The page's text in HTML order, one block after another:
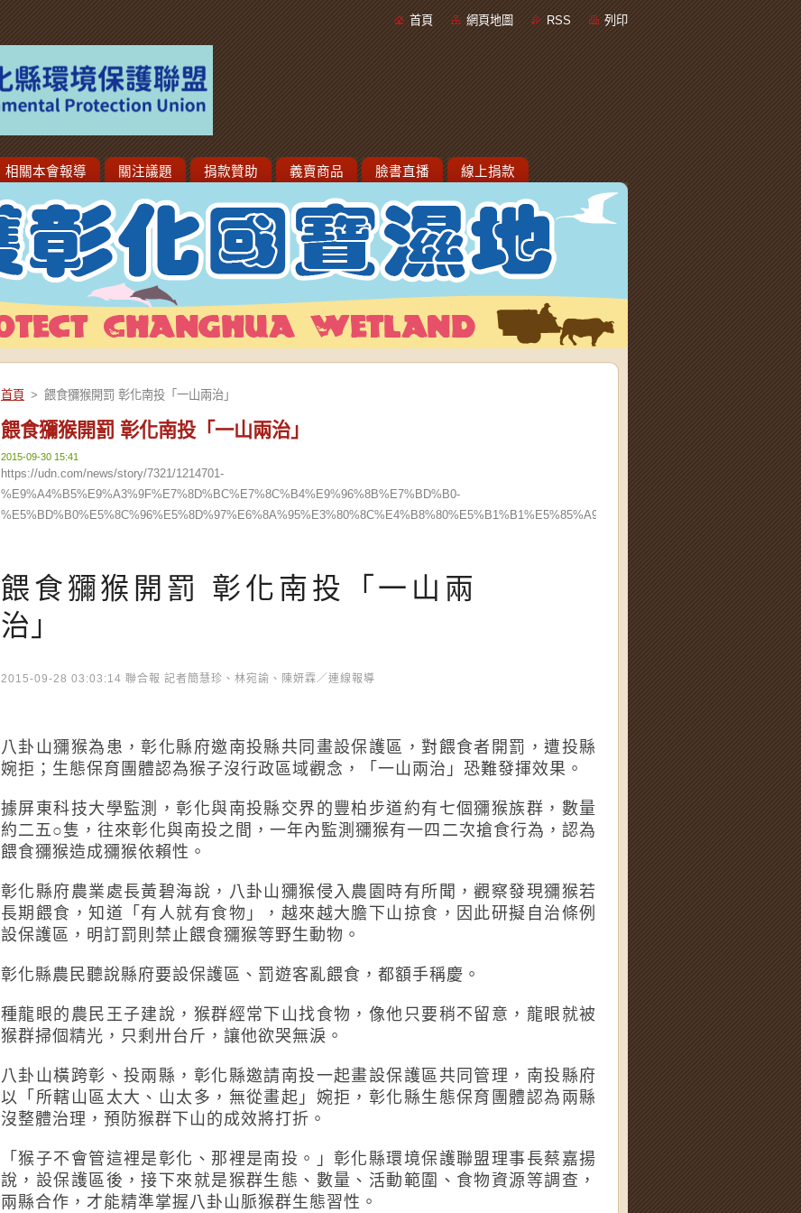
首頁 網頁地圖 RSS 列印
相關本會報導 關注議題 捐款贊助 義賣商品 臉書直播 線上捐款
首頁 > 餵食獼猴開罰 彰化南投「一山兩治」
餵食獼猴開罰 彰化南投「一山兩治」
2015-09-30 15:41
https://udn.com/news/story/7321/1214701-
%E9%A4%B5%E9%A3%9F%E7%8D%BC%E7%8C%B4%E9%96%8B%E7%BD%B0-
%E5%BD%B0%E5%8C%96%E5%8D%97%E6%8A%95%E3%80%8C%E4%B8%80%E5%B1%B1%E5%85%A9%E6%B2%BB%E3%80%8D
餵食獼猴開罰 彰化南投「一山兩
治」
2015-09-28 03:03:14 聯合報 記者簡慧珍、林宛諭、陳妍霖／連線報導
八卦山獼猴為患，彰化縣府邀南投縣共同畫設保護區，對餵食者開罰，遭投縣
婉拒；生態保育團體認為猴子沒行政區域觀念，「一山兩治」恐難發揮效果。
據屏東科技大學監測，彰化與南投縣交界的豐柏步道約有七個獼猴族群，數量
約二五○隻，往來彰化與南投之間，一年內監測獼猴有一四二次搶食行為，認為
餵食獼猴造成獼猴依賴性。
彰化縣府農業處長黃碧海說，八卦山獼猴侵入農園時有所聞，觀察發現獼猴若
長期餵食，知道「有人就有食物」，越來越大膽下山掠食，因此研擬自治條例
設保護區，明訂罰則禁止餵食獼猴等野生動物。
彰化縣農民聽說縣府要設保護區、罰遊客亂餵食，都額手稱慶。
種龍眼的農民王子建說，猴群經常下山找食物，像他只要稍不留意，龍眼就被
猴群掃個精光，只剩卅台斤，讓他欲哭無淚。
八卦山橫跨彰、投兩縣，彰化縣邀請南投一起畫設保護區共同管理，南投縣府
以「所轄山區太大、山太多，無從畫起」婉拒，彰化縣生態保育團體認為兩縣
沒整體治理，預防猴群下山的成效將打折。
「猴子不會管這裡是彰化、那裡是南投。」彰化縣環境保護聯盟理事長蔡嘉揚
說，設保護區後，接下來就是猴群生態、數量、活動範圍、食物資源等調查，
兩縣合作，才能精準掌握八卦山脈猴群生態習性。